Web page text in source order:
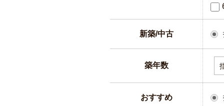
新築/中古
築年数
おすすめ